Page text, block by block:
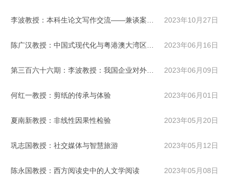
2023年10月27日
2023年06月16日
陈广汉教授：中国式现代化与粤港澳大湾区建设
2023年06月09日
第三百六十六期：李波教授：我国企业对外投资的税收风险管理
2023年06月01日
何红一教授：剪纸的传承与体验
2023年05月20日
夏南新教授：非线性因果性检验
2023年05月12日
巩志国教授：社交媒体与智慧旅游
2023年05月08日
陈永国教授：西方阅读史中的人文学阅读